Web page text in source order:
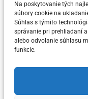
Na poskytovanie tých
súbory cookie na
Súhlas s týmito
správanie pri prehliadaní
alebo odvolanie súhlasu
funkcie.
Posted on5. júla 2024